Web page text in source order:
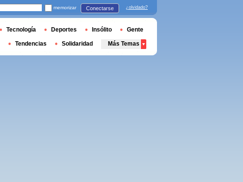
memorizar Conectarse ¿olvidado?
Tecnología Deportes Insólito Gente
Tendencias Solidaridad Más Temas